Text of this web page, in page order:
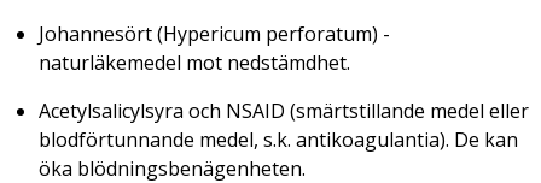
Johannesört(Hypericum perforatum) -
naturläkemedel mot nedstämdhet.
Acetylsalicylsyra och NSAID (smärtstillande medel eller
blodförtunnande medel, s.k. antikoagulantia). De kan
öka blödningsbenägenheten.